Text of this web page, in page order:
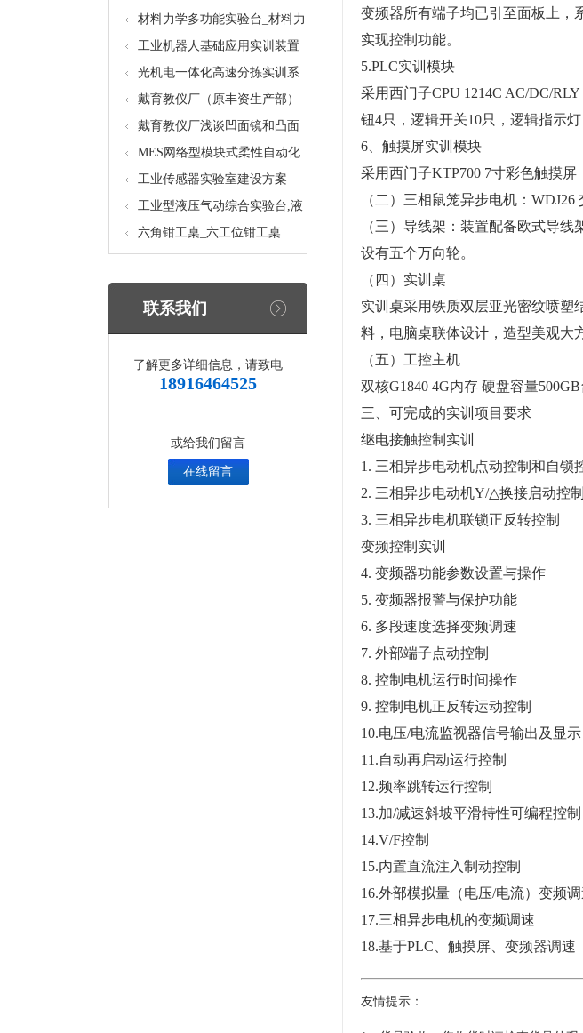
材料力学多功能实验台_材料力
学多功能考核实验实训设备
工业机器人基础应用实训装置
台_工业机器人基础应用实训考
核设备
光机电一体化高速分拣实训系
统_光机电一体化高速分拣实验
实训设备
戴育教仪厂（原丰资生产部）
助力春季高教仪器展
戴育教仪厂浅谈凹面镜和凸面
镜的区别之处
MES网络型模块式柔性自动化
生产线实验系统(八站)_模块柔
性自动化生产线教学实训设备
工业传感器实验室建设方案
工业型液压气动综合实验台,液
压气动综合实训台
六角钳工桌_六工位钳工桌
联系我们
了解更多详细信息，请致电
18916464525
或给我们留言
在线留言
变频器所有端子均已引至面板上，
实现控制功能。
5.PLC实训模块
采用西门子CPU 1214C AC/DC/
钮4只，逻辑开关10只，逻辑指示灯
6、触摸屏实训模块
采用西门子KTP700 7寸彩色触摸屏
（二）三相鼠笼异步电机：WDJ26
（三）导线架：装置配备欧式导线
设有五个万向轮。
（四）实训桌
实训桌采用铁质双层亚光密纹喷塑
料，电脑桌联体设计，造型美观大
（五）工控主机
双核G1840 4G内存 硬盘容量
三、可完成的实训项目要求
继电接触控制实训
1. 三相异步电动机点动控制和自锁
2. 三相异步电动机Y/△换接启动控制
3. 三相异步电机联锁正反转控制
变频控制实训
4. 变频器功能参数设置与操作
5. 变频器报警与保护功能
6. 多段速度选择变频调速
7. 外部端子点动控制
8. 控制电机运行时间操作
9. 控制电机正反转运动控制
10.电压/电流监视器信号输出及显示
11.自动再启动运行控制
12.频率跳转运行控制
13.加/减速斜坡平滑特性可编程控制
14.V/F控制
15.内置直流注入制动控制
16.外部模拟量（电压/电流）变频
17.三相异步电机的变频调速
18.基于PLC、触摸屏、变频器调速
友情提示：